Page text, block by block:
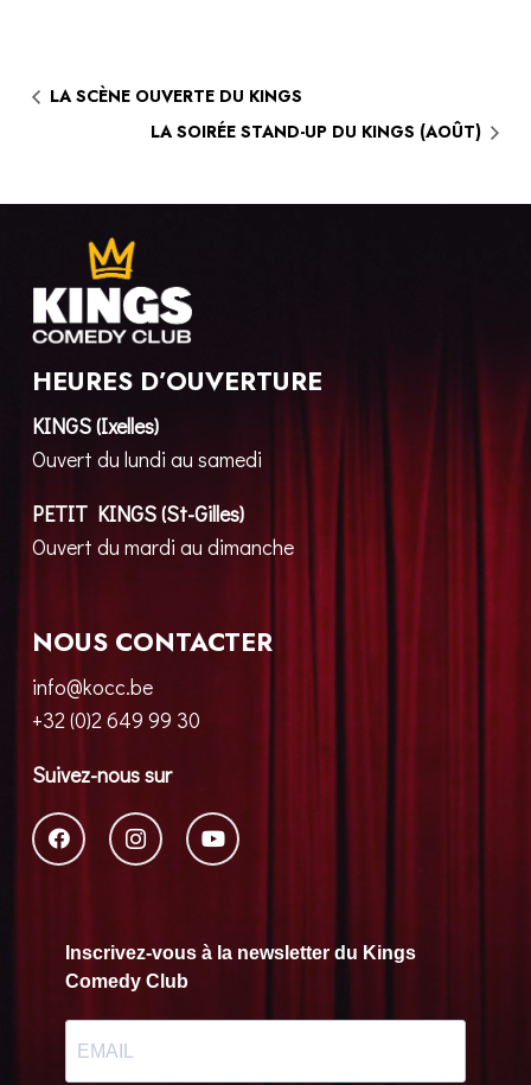
LA SCÈNE OUVERTE DU KINGS
LA SOIRÉE STAND-UP DU KINGS (AOÛT)
HEURES D’OUVERTURE
KINGS (Ixelles)
Ouvert du lundi au samedi
PETIT KINGS (St-Gilles)
Ouvert du mardi au dimanche
NOUS CONTACTER
info@kocc.be
+32 (0)2 649 99 30
Suivez-nous sur
Inscrivez-vous à la newsletter du Kings
Comedy Club